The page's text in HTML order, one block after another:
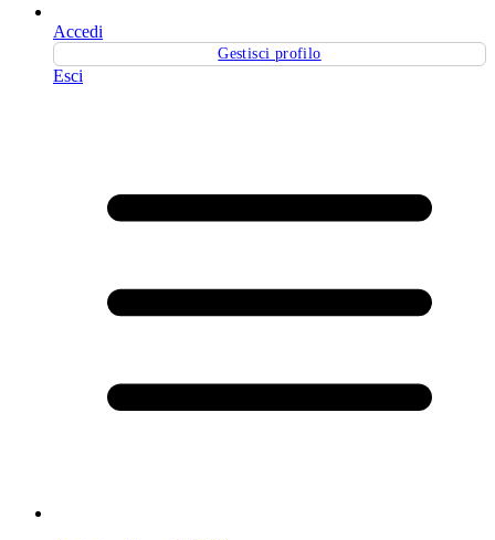
Accedi
Gestisci profilo
Esci